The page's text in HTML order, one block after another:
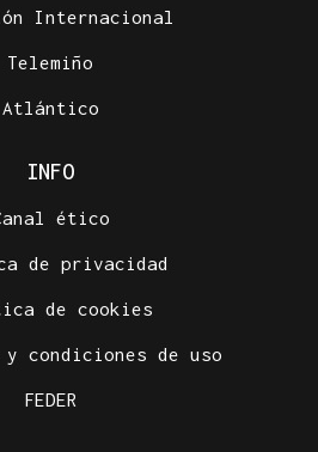
Internacional
Telemiño
Atlántico
INFO
ético
de privacidad
de cookies
condiciones de uso
FEDER